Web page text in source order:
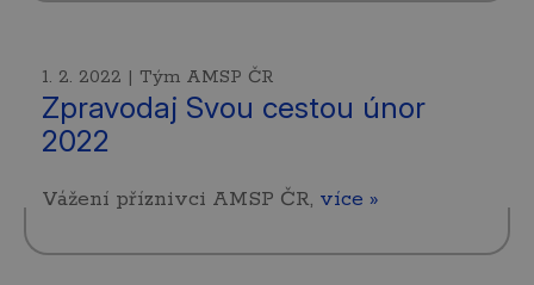
1. 2. 2022 | Tým AMSP ČR
Zpravodaj Svou cestou únor
2022
Vážení příznivci AMSP ČR, více »